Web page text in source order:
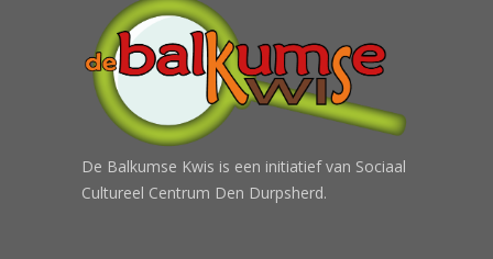
De Balkumse Kwis is een initiatief van Sociaal
Cultureel Centrum Den Durpsherd.